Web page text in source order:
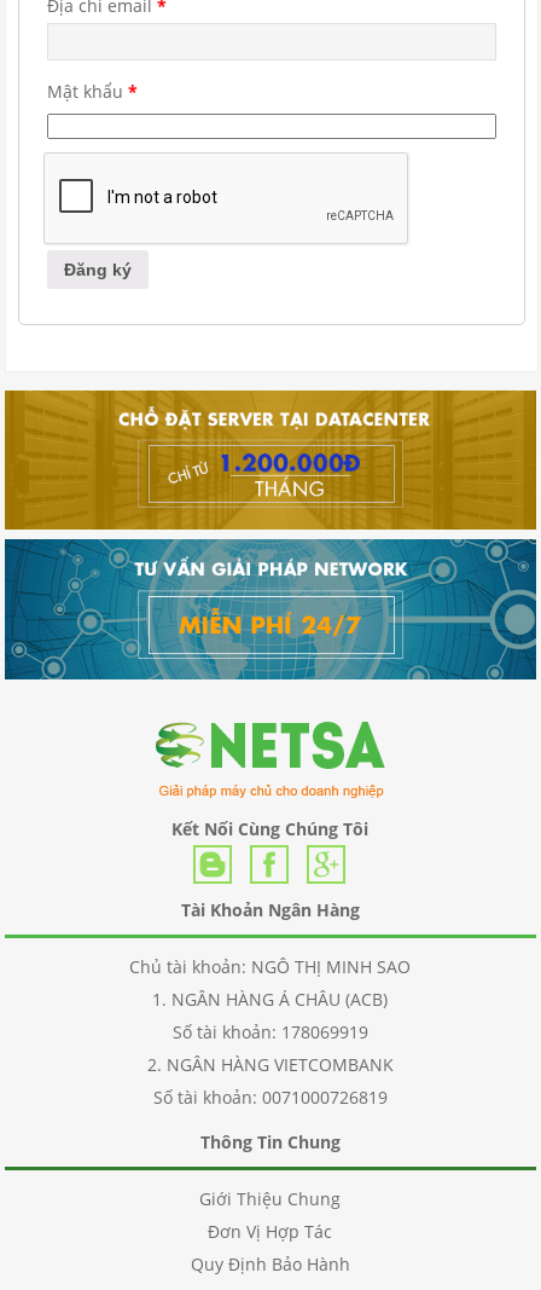
Địa chỉ email*
Mật khẩu*
Kết Nối Cùng Chúng Tôi
Tài Khoản Ngân Hàng
Chủ tài khoản: NGÔ THỊ MINH SAO
1. NGÂN HÀNG Á CHÂU (ACB)
Số tài khoản: 178069919
2. NGÂN HÀNG VIETCOMBANK
Số tài khoản: 0071000726819
Thông Tin Chung
Giới Thiệu Chung
Đơn Vị Hợp Tác
Quy Định Bảo Hành